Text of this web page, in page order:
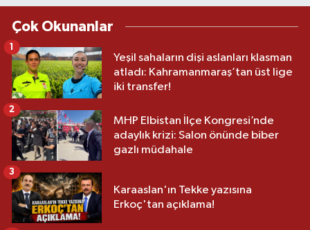
Çok Okunanlar
Yeşil sahaların dişi aslanları klasman
atladı: Kahramanmaraş’tan üst lige
iki transfer!
1
MHP Elbistan İlçe Kongresi’nde
adaylık krizi: Salon önünde biber
gazlı müdahale
2
Karaaslan'ın Tekke yazısına
Erkoç'tan açıklama!
3